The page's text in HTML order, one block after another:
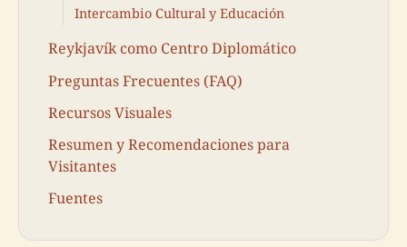
Intercambio Cultural y Educación
Reykjavík como Centro Diplomático
Preguntas Frecuentes (FAQ)
Recursos Visuales
Resumen y Recomendaciones para
Visitantes
Fuentes